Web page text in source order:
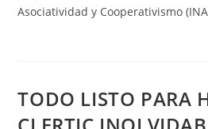
Asociatividad y Cooperativismo
TODO LISTO PARA